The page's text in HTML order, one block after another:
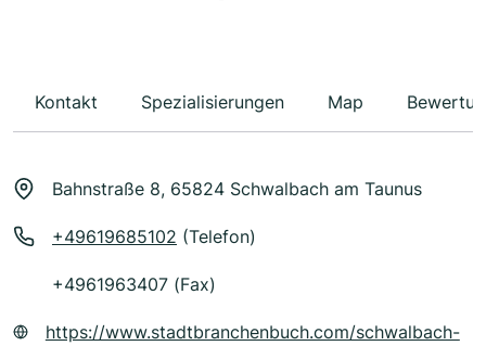
Kontakt Spezialisierungen Map
Bahnstraße 8, 65824 Schwalbach am Taunus
+49619685102 (Telefon)
+4961963407 (Fax)
https://www.stadtbranchenbuch.com/schwalbach-